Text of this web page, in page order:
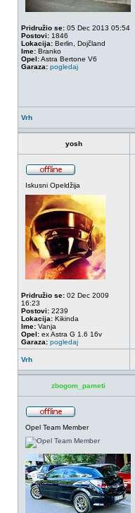
Pridružio se: 05 Dec 2013 05:54
Postovi: 1846
Lokacija: Berlin, Dojčland
Ime: Branko
Opel:Astra Bertone V6
Garaza: pogledaj
Vrh
yosh
Iskusni Opeldžija
Pridružio se: 02 Dec 2009
16:23
Postovi: 2239
Lokacija: Kikinda
Ime: Vanja
Opel: ex Astra G 1.6 16v
Garaza: pogledaj
Vrh
zbogom_pameti
Opel Team Member